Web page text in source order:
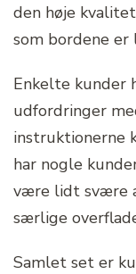
den høje
som bordene er
Enkelte kunder
udfordringer
instruktionerne
har nogle
være lidt svære
særlige
Samlet set er